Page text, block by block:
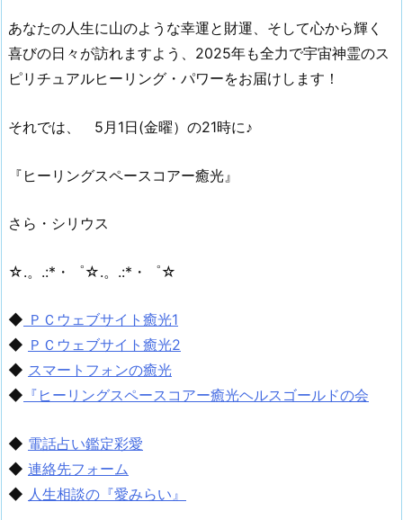
あなたの人生に山のような幸運と財運、そして心から輝く
喜びの日々が訪れますよう、2025年も全力で宇宙神霊のス
ピリチュアルヒーリング・パワーをお届けします！
それでは、 5月1日(金曜）の21時に♪
『ヒーリングスペースコアー癒光』
さら・シリウス
☆.。.:*・゜☆.。.:*・゜☆
◆ ＰＣウェブサイト癒光1
◆ ＰＣウェブサイト癒光2
◆ スマートフォンの癒光
◆ 『ヒーリングスペースコアー癒光ヘルスゴールドの会
◆ 電話占い鑑定彩愛
◆ 連絡先フォーム
◆ 人生相談の『愛みらい』